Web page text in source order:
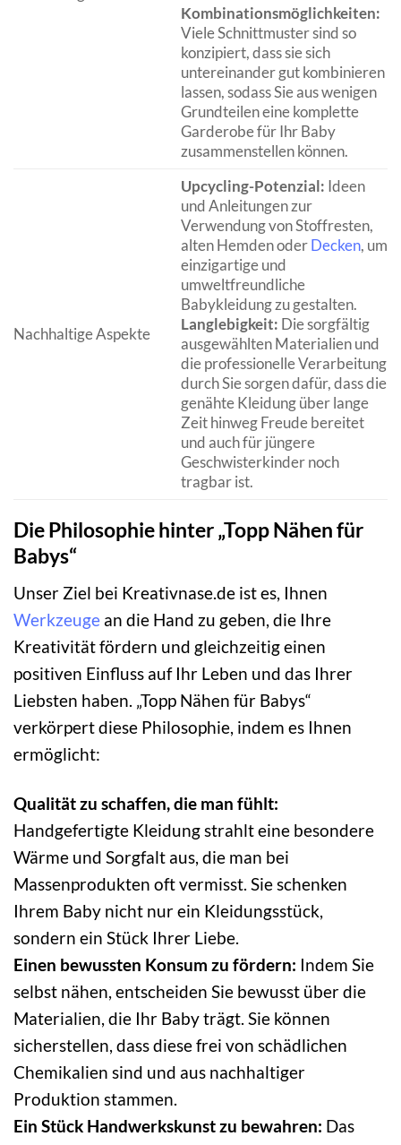
Kombinationsmöglichkeiten:
Viele Schnittmuster sind so
konzipiert, dass sie sich
untereinander gut kombinieren
lassen, sodass Sie aus wenigen
Grundteilen eine komplette
Garderobe für Ihr Baby
zusammenstellen können.
Nachhaltige Aspekte
Upcycling-Potenzial: Ideen
und Anleitungen zur
Verwendung von Stoffresten,
alten Hemden oderDecken, um
einzigartige und
umweltfreundliche
Babykleidung zu gestalten.
Langlebigkeit: Die sorgfältig
ausgewählten Materialien und
die professionelle Verarbeitung
durch Sie sorgen dafür, dass die
genähte Kleidung über lange
Zeit hinweg Freude bereitet
und auch für jüngere
Geschwisterkinder noch
tragbar ist.
Die Philosophie hinter „Topp Nähen für
Babys“
Unser Ziel bei Kreativnase.de ist es, Ihnen
Werkzeuge an die Hand zu geben, die Ihre
Kreativität fördern und gleichzeitig einen
positiven Einfluss auf Ihr Leben und das Ihrer
Liebsten haben. „Topp Nähen für Babys“
verkörpert diese Philosophie, indem es Ihnen
ermöglicht:
Qualität zu schaffen, die man fühlt:
Handgefertigte Kleidung strahlt eine besondere
Wärme und Sorgfalt aus, die man bei
Massenprodukten oft vermisst. Sie schenken
Ihrem Baby nicht nur ein Kleidungsstück,
sondern ein Stück Ihrer Liebe.
Einen bewussten Konsum zu fördern: Indem Sie
selbst nähen, entscheiden Sie bewusst über die
Materialien, die Ihr Baby trägt. Sie können
sicherstellen, dass diese frei von schädlichen
Chemikalien sind und aus nachhaltiger
Produktion stammen.
Ein Stück Handwerkskunst zu bewahren: Das